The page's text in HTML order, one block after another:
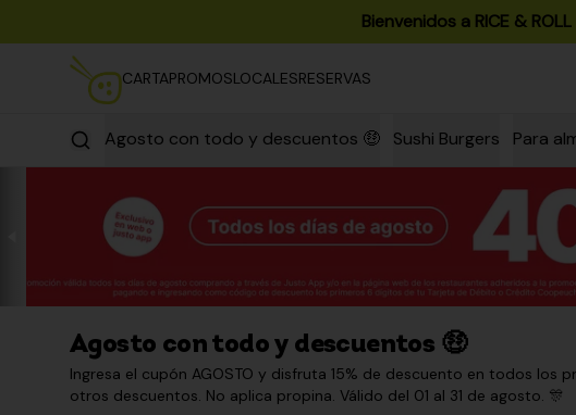
Bienvenidos a RICE &
CARTAPROMOSLOCALESRESERVAS
Agosto con todo y descuentos 🤑 Sushi Burgers Para
Agosto con todo y descuentos 🤑
Ingresa el cupón AGOSTO y disfruta 15% de descuento en todos los
otros descuentos. No aplica propina. Válido del 01 al 31 de agosto. 🎊